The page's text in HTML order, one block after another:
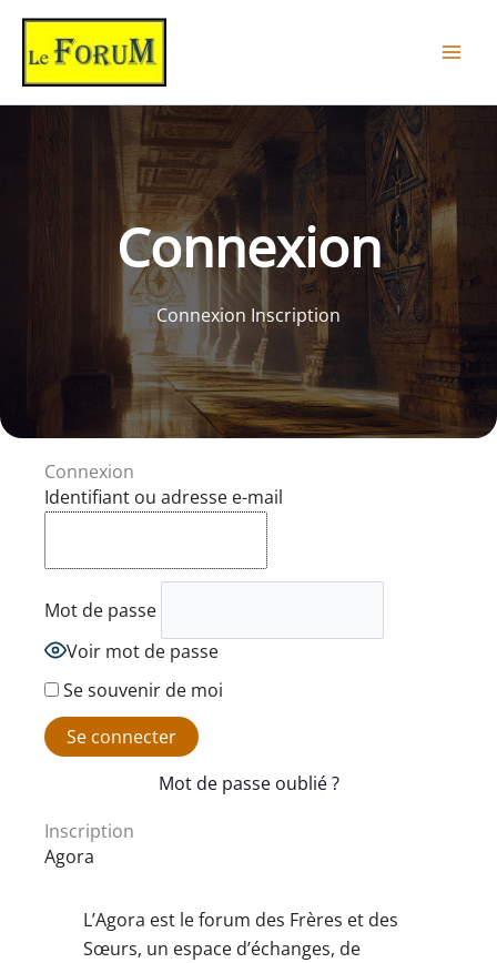
Aller
contenu
Connexion
Connexion Inscription
Connexion
Identifiant ou adresse e-mail
Mot de passe
Voir mot de passe
Se souvenir de moi
Mot de passe oublié ?
Inscription
Agora
L’Agora est le forum des Frères et des
Sœurs, un espace d’échanges, de